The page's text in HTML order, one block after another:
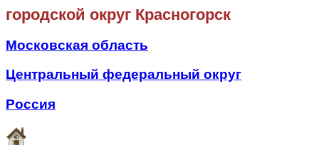
городской округ Красногорск
Московская область
Центральный федеральный округ
Россия